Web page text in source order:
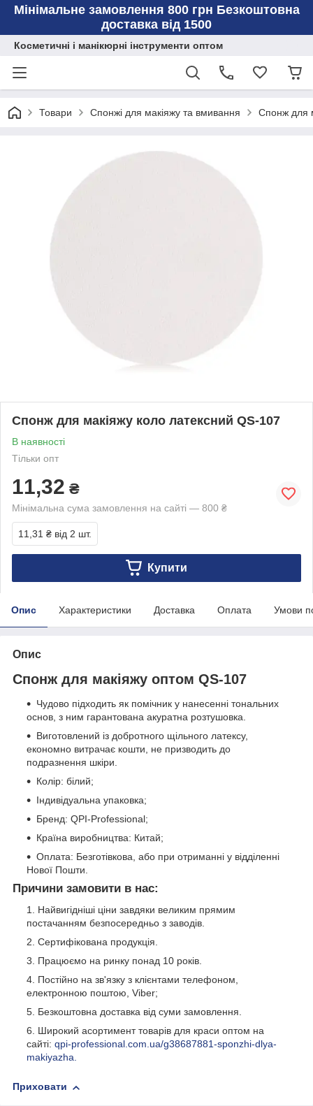
Мінімальне замовлення 800 грн Безкоштовна
доставка від 1500
Косметичні і манікюрні інструменти оптом
Товари Спонжі для макіяжу та вмивання Спонж для
Спонж для макіяжу коло латексний QS-107
В наявності
Тільки опт
11,32 ₴
Мінімальна сума замовлення на сайті — 800 ₴
11,31 ₴ від 2 шт.
Купити
Опис Характеристики Доставка Оплата Умови
Опис
Спонж для макіяжу оптом QS-107
Чудово підходить як помічник у нанесенні тональних
основ, з ним гарантована акуратна розтушовка.
Виготовлений із добротного щільного латексу,
економно витрачає кошти, не призводить до
подразнення шкіри.
Колір: білий;
Індивідуальна упаковка;
Бренд: QPI-Professional;
Країна виробництва: Китай;
Оплата: Безготівкова, або при отриманні у відділенні
Нової Пошти.
Причини замовити в нас:
Найвигідніші ціни завдяки великим прямим
постачанням безпосередньо з заводів.
Сертифікована продукція.
Працюємо на ринку понад 10 років.
Постійно на зв'язку з клієнтами телефоном,
електронною поштою, Viber;
Безкоштовна доставка від суми замовлення.
Широкий асортимент товарів для краси оптом на
сайті: qpi-professional.com.ua/g38687881-sponzhi-dlya-
makiyazha.
Приховати